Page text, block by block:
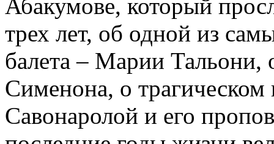
Абакумове, который
трех лет, об одной из
балета – Марии
Сименона, о трагическом
Савонаролой и его